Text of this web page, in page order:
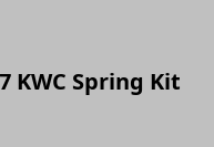
KWC Spring Kit